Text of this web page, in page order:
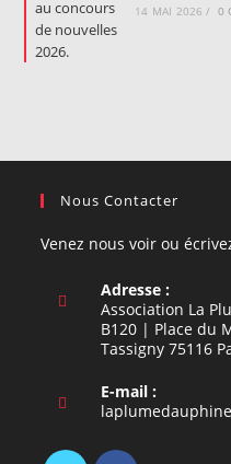
14 MAI 2026 / 0
Nous Contacter
Venez nous voir ou
Adresse :
Association La
B120 | Place du
Tassigny 75116
E-mail :